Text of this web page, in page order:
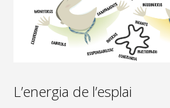
L’energia de l’esplai